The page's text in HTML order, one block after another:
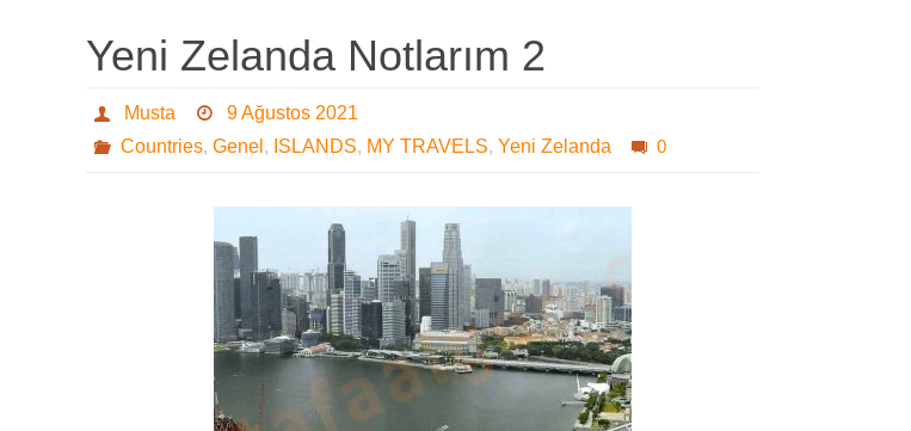
Yeni Zelanda Notlarım 2
Musta
9 Ağustos 2021
Countries, Genel , ISLANDS, MY TRAVELS, Yeni Zelanda 0